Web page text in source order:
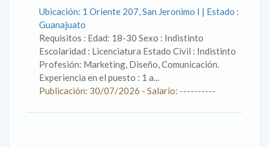
Ubicación: 1 Oriente 207, San Jeronimo I | Estado :
Guanajuato
Requisitos : Edad: 18-30 Sexo : Indistinto
Escolaridad : Licenciatura Estado Civil : Indistinto
Profesión: Marketing, Diseño, Comunicación.
Experiencia en el puesto : 1 a...
Publicación: 30/07/2026 - Salario: ----------